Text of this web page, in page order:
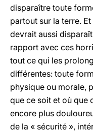
disparaître toute
partout sur la terre.
devrait aussi
rapport avec ces
tout ce qui les
différentes: toute
physique ou morale,
que ce soit et où que
encore plus
de la « sécurité »,